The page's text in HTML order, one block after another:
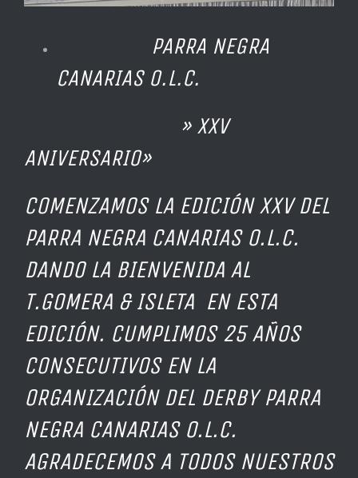
PARRA NEGRA
CANARIAS O.L.C.
» XXV
ANIVERSARIO»
COMENZAMOS LA EDICIÓN XXV DEL
PARRA NEGRA CANARIAS O.L.C.
DANDO LA BIENVENIDA AL
T.GOMERA & ISLETA EN ESTA
EDICIÓN. CUMPLIMOS 25 AÑOS
CONSECUTIVOS EN LA
ORGANIZACIÓN DEL DERBY PARRA
NEGRA CANARIAS O.L.C.
AGRADECEMOS A TODOS NUESTROS